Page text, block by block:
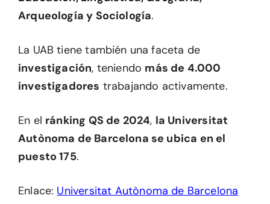
Arqueología y Sociología.
La UAB tiene también una faceta de
investigación, teniendo más de 4.000
investigadores trabajando activamente.
En el ránking QS de 2024, la Universitat
Autònoma de Barcelona se ubica en el
puesto 175.
Enlace: Universitat Autònoma de Barcelona